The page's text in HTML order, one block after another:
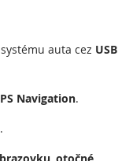
auta cez USB
Navigation.